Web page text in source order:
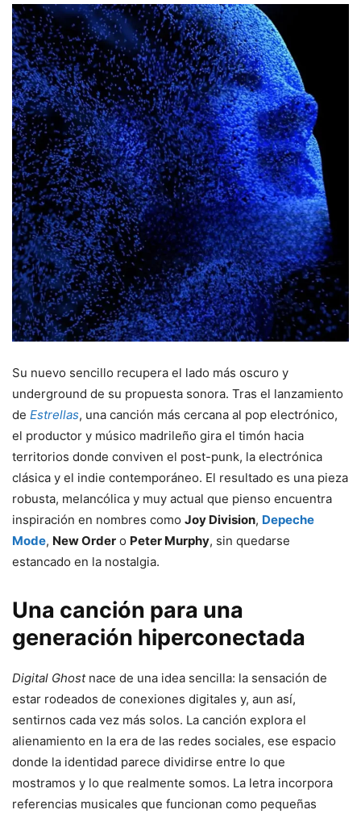
Su nuevo sencillo recupera el lado más oscuro y
underground de su propuesta sonora. Tras el lanzamiento
de Estrellas, una canción más cercana al pop electrónico,
el productor y músico madrileño gira el timón hacia
territorios donde conviven el post-punk, la electrónica
clásica y el indie contemporáneo. El resultado es una pieza
robusta, melancólica y muy actual que pienso encuentra
inspiración en nombres como Joy Division, Depeche
Mode, New Order o Peter Murphy, sin quedarse
estancado en la nostalgia.
Una canción para una
generación hiperconectada
Digital Ghostnace de una idea sencilla: la sensación de
estar rodeados de conexiones digitales y, aun así,
sentirnos cada vez más solos. La canción explora el
alienamiento en la era de las redes sociales, ese espacio
donde la identidad parece dividirse entre lo que
mostramos y lo que realmente somos. La letra incorpora
referencias musicales que funcionan como pequeñas